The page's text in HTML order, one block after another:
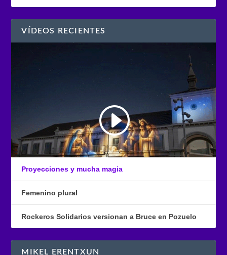
VÍDEOS RECIENTES
Proyecciones y mucha magia
Femenino plural
Rockeros Solidarios versionan a Bruce en Pozuelo
MIKEL ERENTXUN